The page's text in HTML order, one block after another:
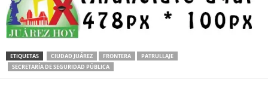
ETIQUETAS CIUDAD JUÁREZ FRONTERA
PATRULLAJE
SECRETARÍA DE SEGURIDAD PÚBLICA